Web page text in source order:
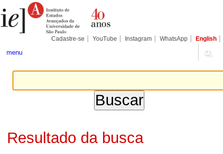
para
conteúdo.
Pessoais
Cadastre-se YouTube Instagram WhatsApp English
menu
Resultado da busca